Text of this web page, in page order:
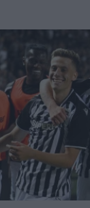
έχει να πάει
2018 – Η
από throwback